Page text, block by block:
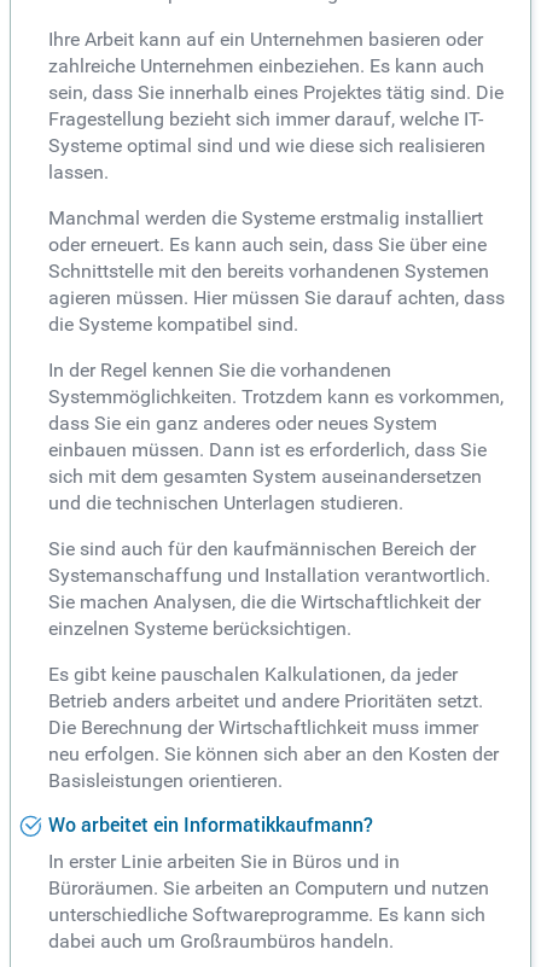
Ihre Arbeit kann auf ein Unternehmen basieren oder
zahlreiche Unternehmen einbeziehen. Es kann auch
sein, dass Sie innerhalb eines Projektes tätig sind. Die
Fragestellung bezieht sich immer darauf, welche IT-
Systeme optimal sind und wie diese sich realisieren
lassen.
Manchmal werden die Systeme erstmalig installiert
oder erneuert. Es kann auch sein, dass Sie über eine
Schnittstelle mit den bereits vorhandenen Systemen
agieren müssen. Hier müssen Sie darauf achten, dass
die Systeme kompatibel sind.
In der Regel kennen Sie die vorhandenen
Systemmöglichkeiten. Trotzdem kann es vorkommen,
dass Sie ein ganz anderes oder neues System
einbauen müssen. Dann ist es erforderlich, dass Sie
sich mit dem gesamten System auseinandersetzen
und die technischen Unterlagen studieren.
Sie sind auch für den kaufmännischen Bereich der
Systemanschaffung und Installation verantwortlich.
Sie machen Analysen, die die Wirtschaftlichkeit der
einzelnen Systeme berücksichtigen.
Es gibt keine pauschalen Kalkulationen, da jeder
Betrieb anders arbeitet und andere Prioritäten setzt.
Die Berechnung der Wirtschaftlichkeit muss immer
neu erfolgen. Sie können sich aber an den Kosten der
Basisleistungen orientieren.
Wo arbeitet ein Informatikkaufmann?
In erster Linie arbeiten Sie in Büros und in
Büroräumen. Sie arbeiten an Computern und nutzen
unterschiedliche Softwareprogramme. Es kann sich
dabei auch um Großraumbüros handeln.